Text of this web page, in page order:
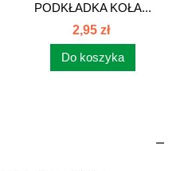
PODKŁADKA KOŁA...
2,95 zł
Do koszyka